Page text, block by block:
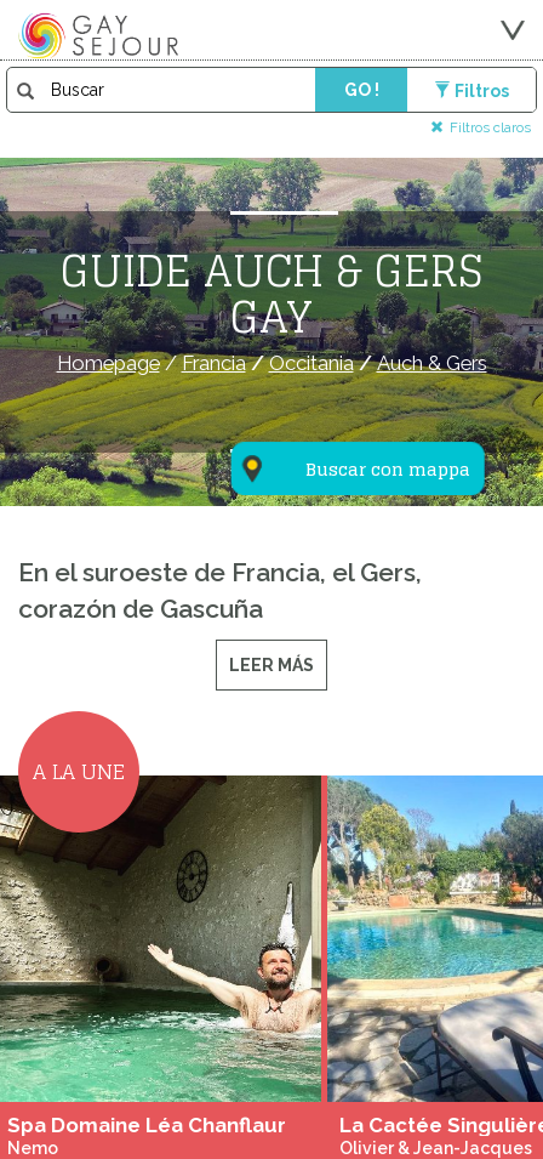
GO ! Filtros
Filtros claros
Buscar con mappa
GUIDE AUCH & GERS
GAY
Homepage/Francia/Occitania/Auch & Gers
En el suroeste de Francia, el Gers,
corazón de Gascuña
LEER MÁS
A LA UNE
Spa Domaine Léa Chanflaur
Nemo
La Cactée
Olivier & Jean-Jacques